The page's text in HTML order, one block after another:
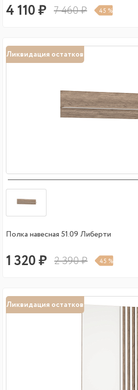
4 110 ₽ 7 460 ₽ 45 %
Ликвидация остатков
Полка навесная 51.09 Либерти
1 320 ₽ 2 390 ₽ 45 %
Ликвидация остатков